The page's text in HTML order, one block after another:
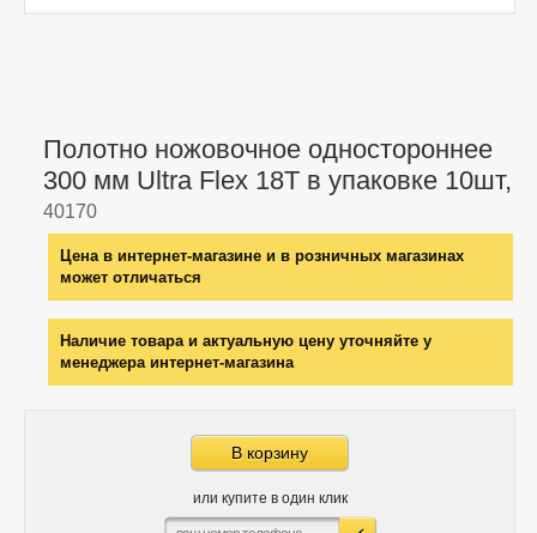
Полотно ножовочное одностороннее
300 мм Ultra Flex 18Т в упаковке 10шт,
40170
Цена в интернет-магазине и в розничных магазинах
может отличаться
Наличие товара и актуальную цену уточняйте у
менеджера интернет-магазина
В корзину
или купите в один клик